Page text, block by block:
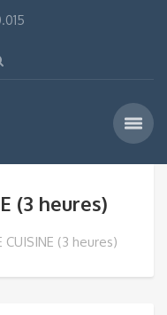
(3 heures)
CUISINE (3 heures)